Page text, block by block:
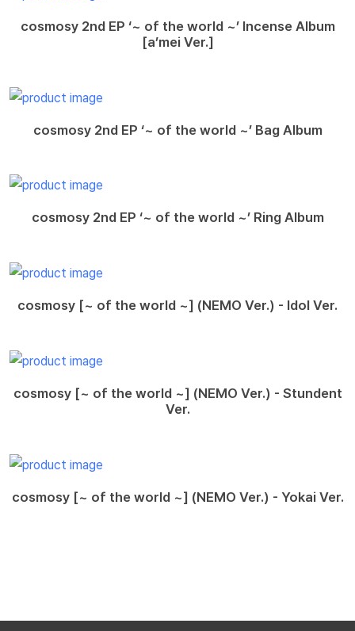
cosmosy 2nd EP ‘~ of the world ~’ Incense Album
[a’mei Ver.]
cosmosy 2nd EP ‘~ of the world ~’ Bag Album
cosmosy 2nd EP ‘~ of the world ~’ Ring Album
cosmosy [~ of the world ~] (NEMO Ver.) - Idol Ver.
cosmosy [~ of the world ~] (NEMO Ver.) - Stundent
Ver.
cosmosy [~ of the world ~] (NEMO Ver.) - Yokai Ver.